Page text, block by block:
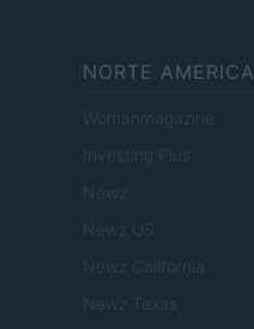
NORTE AMERICA
Womanmagazine
Investing Plus
Newz
Newz US
Newz California
Newz Texas